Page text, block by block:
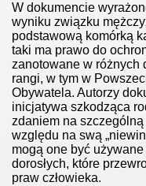
W dokumencie
wyniku związku
podstawową komórką
taki ma prawo do
zanotowane w różnych
rangi, w tym w
Obywatela. Autorzy
inicjatywa szkodząca
zdaniem na
względu na swą
mogą one być
dorosłych, które
praw człowieka.